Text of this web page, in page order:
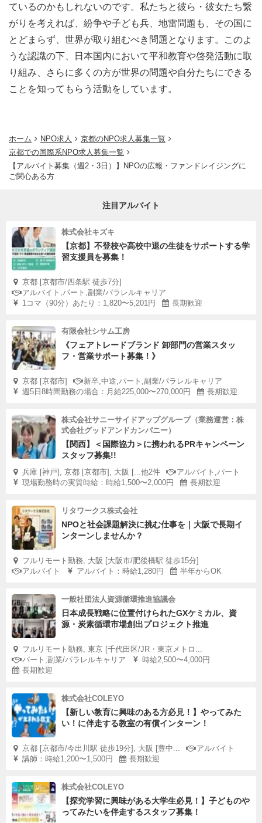
・NPO/NGOだけでなく、様々な業界で共に世界平和を目
指す仲間との出会い
■ 選考プロセス
１．書類審査（履歴書、職務経歴書を提出）
ているのかもしれないのです。私たちと彼ら・彼女たち繋
がりを考えれば、紛争や子ども兵、地雷問題も、その国に
とどまらず、世界が取り組むべき問題となります。このよ
うな認識の下、日本国内において平和教育や啓発活動に取
り組み、さらに多くの方が世界の問題や自分たちにできる
ことを知ってもらう活動をしています。
ホーム NPO求人
京都のNPO求人募集一覧
京都での国際系NPO求人募集一覧
【アルバイト募集（週2・3日）】NPOの広報・ファンドレイジングに
ご関心ある方
注目アルバイト
株式会社キズキ
【京都】不登校や高校中退の生徒をサポートする学
習支援員を募集！
京都 [京都市/四条駅 徒歩7分]
アルバイト,パート,副業/パラレルキャリア
1コマ（90分）あたり：1,820〜5,201円
長期歓迎
有限会社シサム工房
《フェアトレードブランド 卸部門の営業スタッ
フ・営業サポート募集！》
京都 [京都市]
新卒,中途,パート,副業/パラレルキャリア
週5日8時間勤務の場合：月給225,000〜270,000円
長期歓迎
株式会社サニーサイドアップグループ（業務運営：株
式会社グッドアンドカンパニー）
【関西】＜国際協力＞に携われるPRキャンペーン
スタッフ募集!!
兵庫 [神戸], 京都 [京都市], 大阪 [...他2件
アルバイト,パート
現場勤務時の実質時給：時給1,500〜2,000円
長期歓迎
リタワークス株式会社
NPOと社会課題解決に挑む仕事を｜大阪で長期イ
ンターンしませんか？
フルリモート勤務, 大阪 [大阪市/肥後橋駅 徒歩15分]
アルバイト
アルバイト：時給1,280円 半年からOK
一般社団法人資源循環推進協議会
日本成長戦略に位置付けられたGXケミカル、資
源・炭素循環市場創出プロジェクト推進
フルリモート勤務, 東京 [千代田区/JR・東京メトロ...
パート,副業/パラレルキャリア
時給2,500〜4,000円
長期歓迎
株式会社COLEYO
【新しい教育に興味のある方必見！】やってみた
い！に伴走する教室の有償インターン！
京都 [京都市/今出川駅 徒歩19分], 大阪 [豊中...
アルバイト
講師：時給1,200〜1,500円
長期歓迎
株式会社COLEYO
【探究学習に興味がある大学生必見！】子どものや
ってみたいを伴走するスタッフ募集！